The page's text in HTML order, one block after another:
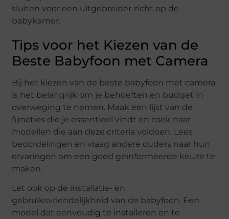
sluiten voor een uitgebreider zicht op de
babykamer.
Tips voor het Kiezen van de
Beste Babyfoon met Camera
Bij het kiezen van de beste babyfoon met camera
is het belangrijk om je behoeften en budget in
overweging te nemen. Maak een lijst van de
functies die je essentieel vindt en zoek naar
modellen die aan deze criteria voldoen. Lees
beoordelingen en vraag andere ouders naar hun
ervaringen om een goed geïnformeerde keuze te
maken.
Let ook op de installatie- en
gebruiksvriendelijkheid van de babyfoon. Een
model dat eenvoudig te installeren en te